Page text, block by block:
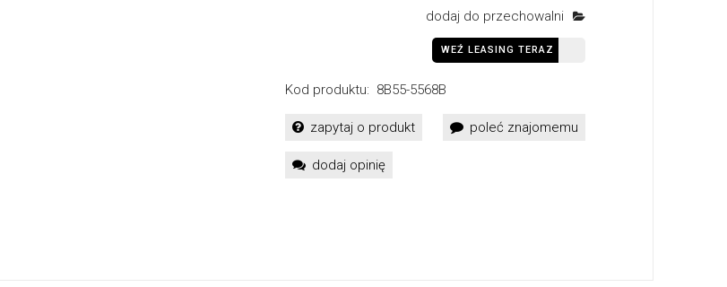
dodaj do przechowalni
WEŹ LEASING TERAZ
Kod produktu: 8B55-5568B
zapytaj o produkt poleć znajomemu
dodaj opinię